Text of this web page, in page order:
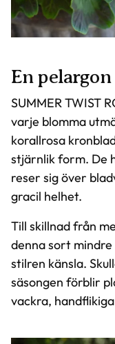
En
SUMMER TWIST
varje blomma
korallrosa
stjärnlik form. De
reser sig över
gracil helhet.
Till skillnad från
denna sort
stilren känsla.
säsongen förblir
vackra,